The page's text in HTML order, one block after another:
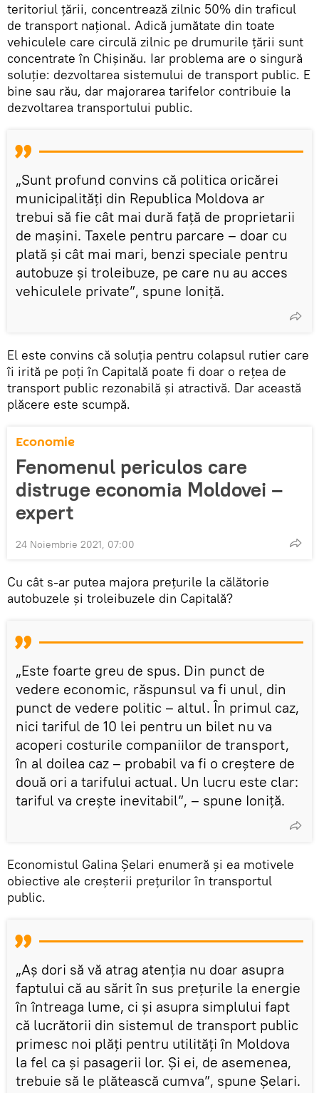
teritoriul țării, concentrează zilnic 50% din traficul
de transport național. Adică jumătate din toate
vehiculele care circulă zilnic pe drumurile țării sunt
concentrate în Chișinău. Iar problema are o singură
soluție: dezvoltarea sistemului de transport public. E
bine sau rău, dar majorarea tarifelor contribuie la
dezvoltarea transportului public.
„Sunt profund convins că politica oricărei
municipalități din Republica Moldova ar
trebui să fie cât mai dură față de proprietarii
de mașini. Taxele pentru parcare – doar cu
plată și cât mai mari, benzi speciale pentru
autobuze și troleibuze, pe care nu au acces
vehiculele private”, spune Ioniță.
El este convins că soluția pentru colapsul rutier care
îi irită pe poți în Capitală poate fi doar o rețea de
transport public rezonabilă și atractivă. Dar această
plăcere este scumpă.
Economie
Fenomenul periculos care
distruge economia Moldovei –
expert
24 Noiembrie 2021, 07:00
Cu cât s-ar putea majora prețurile la călătorie
autobuzele și troleibuzele din Capitală?
„Este foarte greu de spus. Din punct de
vedere economic, răspunsul va fi unul, din
punct de vedere politic – altul. În primul caz,
nici tariful de 10 lei pentru un bilet nu va
acoperi costurile companiilor de transport,
în al doilea caz – probabil va fi o creștere de
două ori a tarifului actual. Un lucru este clar:
tariful va crește inevitabil”, – spune Ioniță.
Economistul Galina Șelari enumeră și ea motivele
obiective ale creșterii prețurilor în transportul
public.
„Aș dori să vă atrag atenția nu doar asupra
faptului că au sărit în sus prețurile la energie
în întreaga lume, ci și asupra simplului fapt
că lucrătorii din sistemul de transport public
primesc noi plăți pentru utilități în Moldova
la fel ca și pasagerii lor. Și ei, de asemenea,
trebuie să le plătească cumva”, spune Șelari.